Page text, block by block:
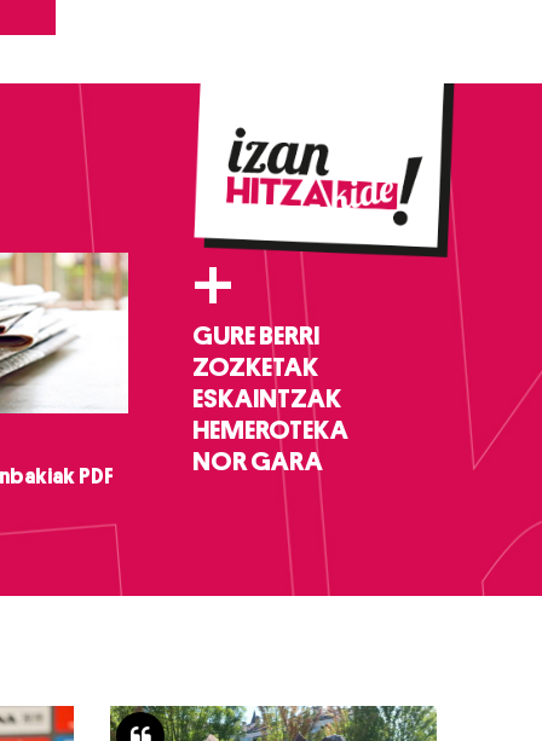
PDF
+
GURE BERRI
ZOZKETAK
ESKAINTZAK
HEMEROTEKA
NOR GARA